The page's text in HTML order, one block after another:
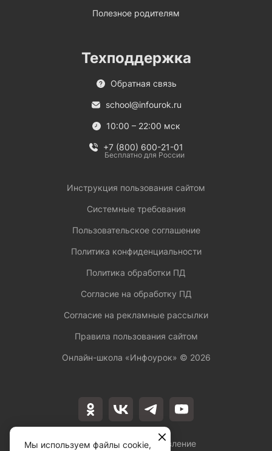
Лицензия на осуществление
Полезное родителям
Техподдержка
Обратная связь
school@infourok.ru
10:00 – 22:00 мск
+7 (800) 600-21-01
Бесплатно для России
Инструкция пользования сайтом
Системные требования
Пользовательское соглашение
Политика конфиденциальности
Политика обработки ПД
Согласие на обработку ПД
Согласие на рекламные рассылки
Правила пользования сайтом
Онлайн-школа «Инфоурок» © 2026
Мы используем файлы cookie,